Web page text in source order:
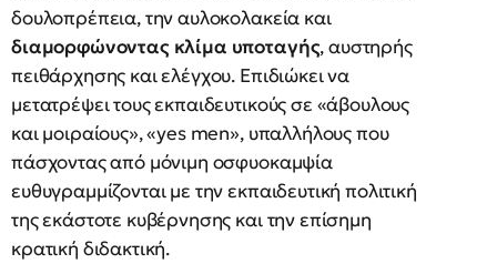
δουλοπρέπεια, την αυλοκολακεία και
διαμορφώνοντας κλίμα υποταγής, αυστηρής
πειθάρχησης και ελέγχου. Επιδιώκει να
μετατρέψει τους εκπαιδευτικούς σε «άβουλους
και μοιραίους», «yes men», υπαλλήλους που
πάσχοντας από μόνιμη οσφυοκαμψία
ευθυγραμμίζονται με την εκπαιδευτική πολιτική
της εκάστοτε κυβέρνησης και την επίσημη
κρατική διδακτική.